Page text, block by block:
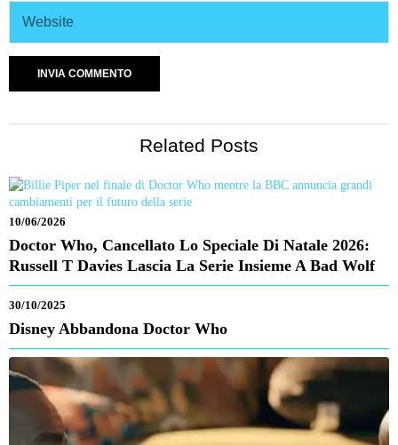
Related Posts
10/06/2026
Doctor Who, Cancellato Lo Speciale Di Natale 2026:
Russell T Davies Lascia La Serie Insieme A Bad Wolf
30/10/2025
Disney Abbandona Doctor Who